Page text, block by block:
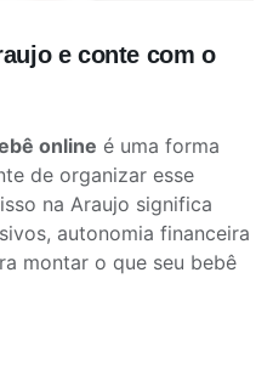
e conte com o
online é uma forma
de organizar esse
na Araujo significa
autonomia financeira
montar o que seu bebê